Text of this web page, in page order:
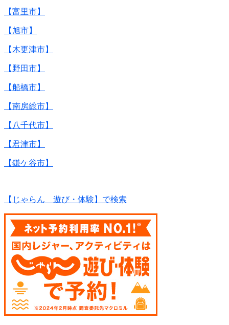
【富里市】
【旭市】
【木更津市】
【野田市】
【船橋市】
【南房総市】
【八千代市】
【君津市】
【鎌ケ谷市】
【じゃらん 遊び・体験】で検索